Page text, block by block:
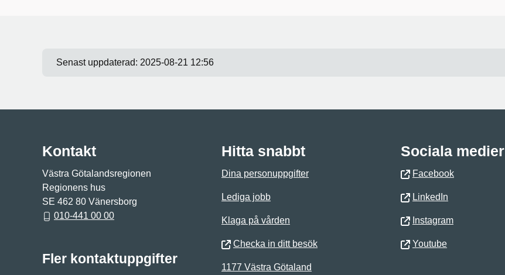
Senast uppdaterad: 2025-08-21 12:56
Kontakt
Västra Götalandsregionen
Regionens hus
SE 462 80 Vänersborg
010-441 00 00
Fler kontaktuppgifter
Hitta snabbt
Dina personuppgifter
Lediga jobb
Klaga på vården
Checka in ditt besök
1177 Västra Götaland
Sociala medier
Facebook
LinkedIn
Instagram
Youtube